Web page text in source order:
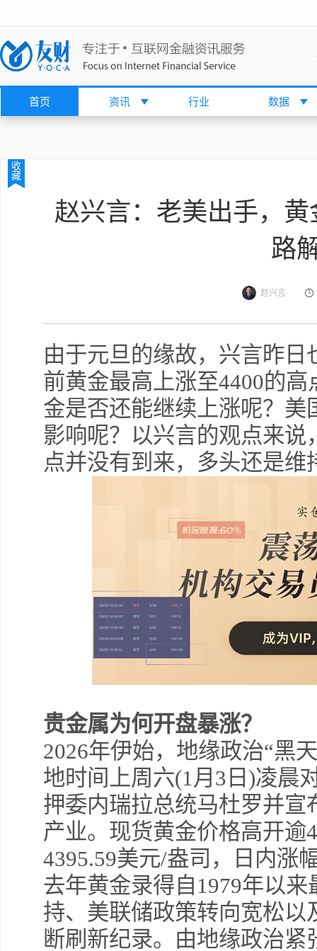
首页 资讯 行业 数据
收
藏
赵兴言：老美出手，
路
赵兴言
由于元旦的缘故，兴言昨
前黄金最高上涨至4400的
金是否还能继续上涨呢？
影响呢？以兴言的观点来
点并没有到来，多头还是维
贵金属为何开盘暴涨？
2026年伊始，地缘政治“黑
地时间上周六(1月3日)凌晨
押委内瑞拉总统马杜罗并
产业。现货黄金价格高开
4395.59美元/盎司，日内涨
去年黄金录得自1979年以
持、美联储政策转向宽松
断刷新纪录。由地缘政治